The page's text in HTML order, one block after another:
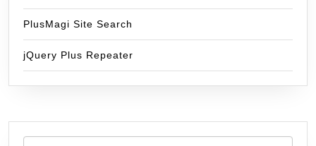
PlusMagi Site Search
jQuery Plus Repeater